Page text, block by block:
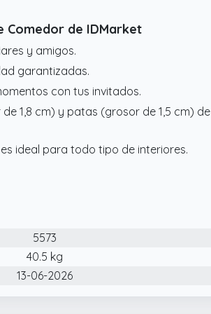
Comedor de IDMarket
y amigos.
garantizadas.
con tus invitados.
1,8 cm) y patas (grosor de 1,5 cm) de
ideal para todo tipo de interiores.
5573
40.5 kg
13-06-2026